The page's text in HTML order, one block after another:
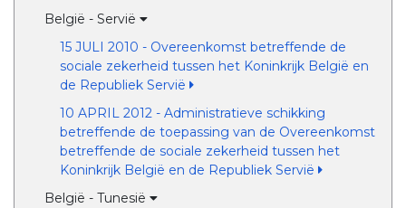
België - Servië
15 JULI 2010 - Overeenkomst betreffende de
sociale zekerheid tussen het Koninkrijk België en
de Republiek Servië
10 APRIL 2012 - Administratieve schikking
betreffende de toepassing van de Overeenkomst
betreffende de sociale zekerheid tussen het
Koninkrijk België en de Republiek Servië
België - Tunesië